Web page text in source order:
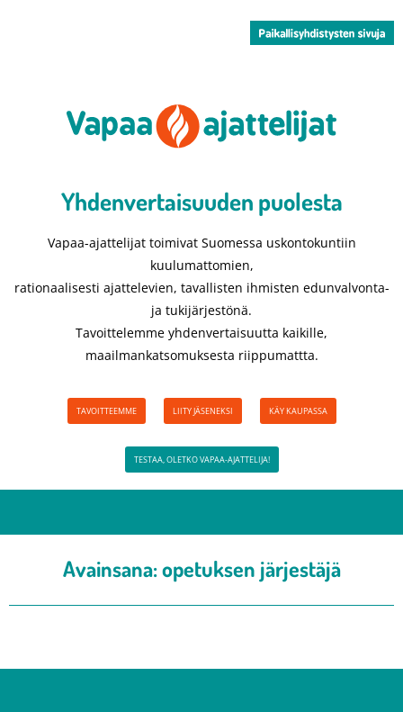
Yhdenvertaisuuden puolesta​
Vapaa-ajattelijat toimivat Suomessa uskontokuntiin
kuulumattomien,
rationaalisesti ajattelevien, tavallisten ihmisten edunvalvonta-
ja tukijärjestönä.
Tavoittelemme yhdenvertaisuutta kaikille,
maailmankatsomuksesta riippumattta.
TAVOITTEEMME LIITY JÄSENEKSI KÄY KAUPASSA
TESTAA, OLETKO VAPAA-AJATTELIJA!
Avainsana:opetuksen järjestäjä